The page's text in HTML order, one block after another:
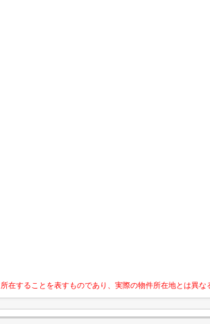
在することを表すものであり、実際の物件所在地とは異な